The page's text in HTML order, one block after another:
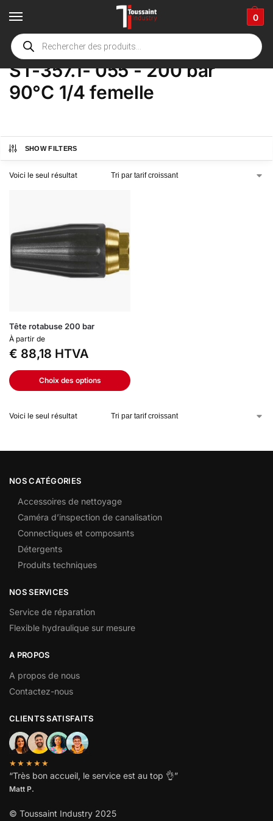
0
Accueil boutique / Product Options
ST-357.1- 055 - 200 bar
90°C 1/4 femelle
SHOW FILTERS
Voici le seul résultat
Tête rotabuse 200 bar
À partir de
€ 88,18 HTVA
Choix des options
Voici le seul résultat
NOS CATÉGORIES
Accessoires de nettoyage
Caméra d’inspection de canalisation
Connectiques et composants
Détergents
Produits techniques
NOS SERVICES
Service de réparation
Flexible hydraulique sur mesure
A PROPOS
A propos de nous
Contactez-nous
CLIENTS SATISFAITS
★★★★★
“Très bon accueil, le service est au top 👌”
Matt P.
© Toussaint Industry 2025